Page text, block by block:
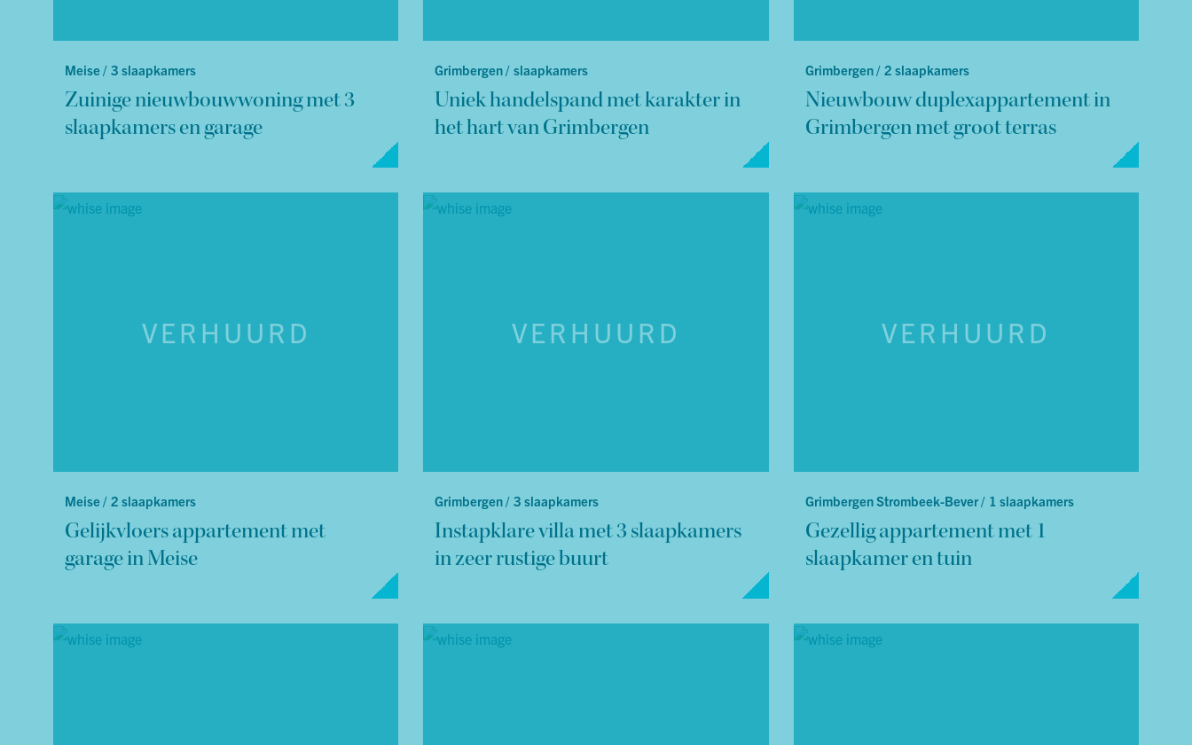
Meise / 3 slaapkamers
Zuinige nieuwbouwwoning met 3
slaapkamers en garage
Grimbergen / slaapkamers
Uniek handelspand met karakter in
het hart van Grimbergen
Grimbergen / 2 slaapkamers
Nieuwbouw duplexappartement in
Grimbergen met groot terras
VERHUURD
Meise / 2 slaapkamers
Gelijkvloers appartement met
garage in Meise
VERHUURD
Grimbergen / 3 slaapkamers
Instapklare villa met 3 slaapkamers
in zeer rustige buurt
VERHUURD
Grimbergen Strombeek-Bever / 1 slaapkamers
Gezellig appartement met 1
slaapkamer en tuin